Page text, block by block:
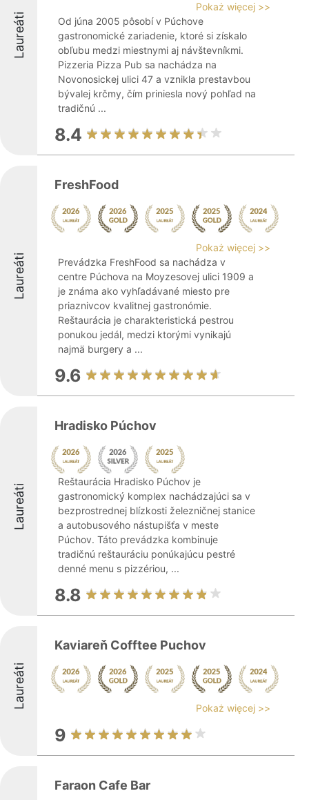
Laureáti
Pokaż więcej >>
Od júna 2005 pôsobí v Púchove
gastronomické zariadenie, ktoré si získalo
obľubu medzi miestnymi aj návštevníkmi.
Pizzeria Pizza Pub sa nachádza na
Novonosickej ulici 47 a vznikla prestavbou
bývalej krčmy, čím priniesla nový pohľad na
tradičnú ...
8.4
Laureáti
FreshFood
Pokaż więcej >>
Prevádzka FreshFood sa nachádza v
centre Púchova na Moyzesovej ulici 1909 a
je známa ako vyhľadávané miesto pre
priaznivcov kvalitnej gastronómie.
Reštaurácia je charakteristická pestrou
ponukou jedál, medzi ktorými vynikajú
najmä burgery a ...
9.6
Laureáti
Hradisko Púchov
Reštaurácia Hradisko Púchov je
gastronomický komplex nachádzajúci sa v
bezprostrednej blízkosti železničnej stanice
a autobusového nástupišťa v meste
Púchov. Táto prevádzka kombinuje
tradičnú reštauráciu ponúkajúcu pestré
denné menu s pizzériou, ...
8.8
Laureáti
Kaviareň Cofftee Puchov
Pokaż więcej >>
9
Faraon Cafe Bar